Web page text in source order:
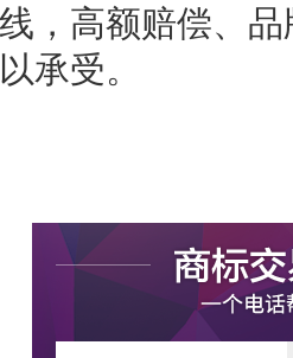
，高额赔偿、
承受。